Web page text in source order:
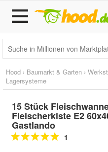
Hood › Baumarkt & Garten ›
Lagersysteme
15 Stück
Fleischerkiste E2
Gastlando
1